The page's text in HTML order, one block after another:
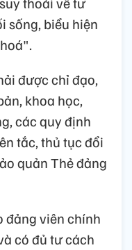
sống, biểu hiện
được chỉ đạo,
khoa học,
các quy định
tắc, thủ tục đổi
quản Thẻ đảng
đảng viên chính
có đủ tư cách